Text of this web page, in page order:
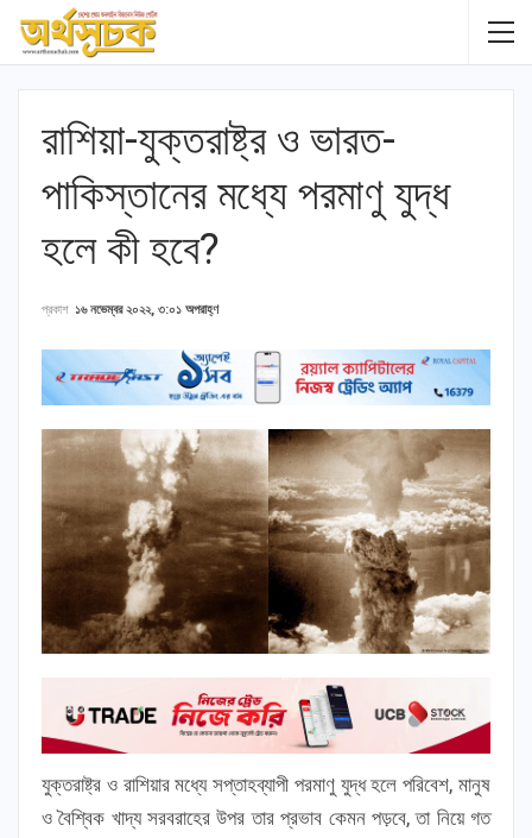
রাশিয়া-যুক্তরাষ্ট্র ও ভারত-
পাকিস্তানের মধ্যে পরমাণু যুদ্ধ
হলে কী হবে?
প্রকাশ ১৬ নভেম্বর ২০২২, ৩:০১ অপরাহ্ণ
যুক্তরাষ্ট্র ও রাশিয়ার মধ্যে সপ্তাহব্যাপী পরমাণু যুদ্ধ হলে পরিবেশ, মানুষ
ও বৈশ্বিক খাদ্য সরবরাহের উপর তার প্রভাব কেমন পড়বে, তা নিয়ে গত